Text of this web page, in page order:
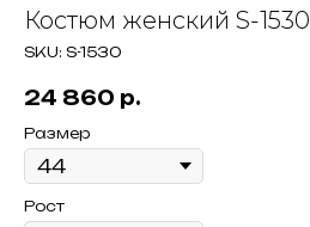
Костюм женский S-1530
SKU: S-1530
24 860 р.
Размер
Рост